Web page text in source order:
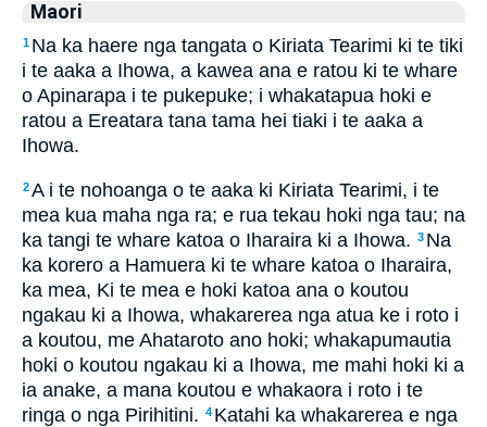
Maori
1 Na ka haere nga tangata o Kiriata Tearimi ki te tiki
i te aaka a Ihowa, a kawea ana e ratou ki te whare
o Apinarapa i te pukepuke; i whakatapua hoki e
ratou a Ereatara tana tama hei tiaki i te aaka a
Ihowa.
2A i te nohoanga o te aaka ki Kiriata Tearimi, i te
mea kua maha nga ra; e rua tekau hoki nga tau; na
ka tangi te whare katoa o Iharaira ki a Ihowa. 3 Na
ka korero a Hamuera ki te whare katoa o Iharaira,
ka mea, Ki te mea e hoki katoa ana o koutou
ngakau ki a Ihowa, whakarerea nga atua ke i roto i
a koutou, me Ahataroto ano hoki; whakapumautia
hoki o koutou ngakau ki a Ihowa, me mahi hoki ki a
ia anake, a mana koutou e whakaora i roto i te
ringa o nga Pirihitini. 4 Katahi ka whakarerea e nga